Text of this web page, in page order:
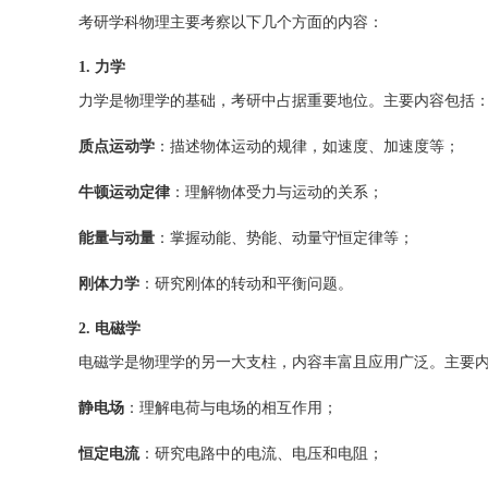
考研学科物理主要考察以下几个方面的内容：
1. 力学
力学是物理学的基础，考研中占据重要地位。主要内容包括：
质点运动学 ：描述物体运动的规律，如速度、加速度等；
牛顿运动定律：理解物体受力与运动的关系；
能量与动量 ：掌握动能、势能、动量守恒定律等；
刚体力学 ：研究刚体的转动和平衡问题。
2. 电磁学
电磁学是物理学的另一大支柱，内容丰富且应用广泛。主要
静电场 ：理解电荷与电场的相互作用；
恒定电流：研究电路中的电流、电压和电阻；